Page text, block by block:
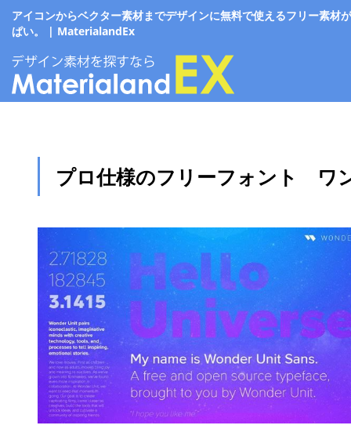
アイコンからベクター素材までデザインに無料で使えるフリー素材
ぱい。 | MaterialandEx
プロ仕様のフリーフォント ワ